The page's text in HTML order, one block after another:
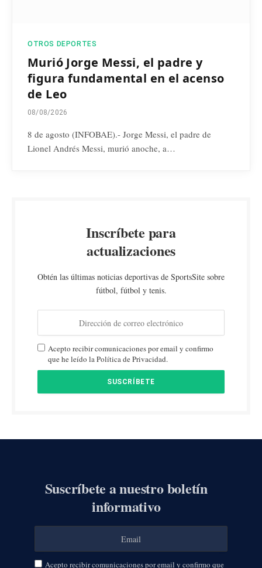
OTROS DEPORTES
Murió Jorge Messi, el padre y
figura fundamental en el acenso
de Leo
08/08/2026
8 de agosto (INFOBAE).- Jorge Messi, el padre de
Lionel Andrés Messi, murió anoche, a…
Inscríbete para
actualizaciones
Obtén las últimas noticias deportivas de SportsSite sobre
fútbol, fútbol y tenis.
Acepto recibir comunicaciones por email y confirmo
que he leído la Política de Privacidad.
Suscríbete a nuestro boletín
informativo
Acepto recibir comunicaciones por email y confirmo que